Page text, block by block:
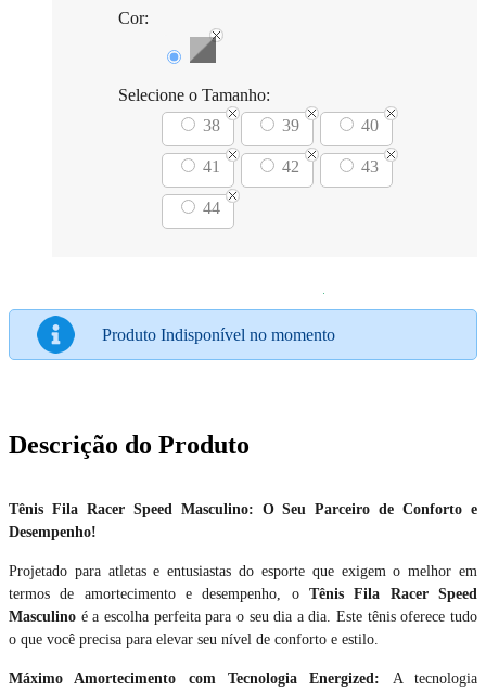
Cor:
Selecione o Tamanho:
38
39 40
41 42 43
44
Produto Indisponível no momento
Descrição do Produto
Tênis Fila Racer Speed Masculino: O Seu Parceiro de Conforto e
Desempenho!
Projetado para atletas e entusiastas do esporte que exigem o melhor em
termos de amortecimento e desempenho, o Tênis Fila Racer Speed
Masculino é a escolha perfeita para o seu dia a dia. Este tênis oferece tudo
o que você precisa para elevar seu nível de conforto e estilo.
Máximo Amortecimento com Tecnologia Energized: A tecnologia